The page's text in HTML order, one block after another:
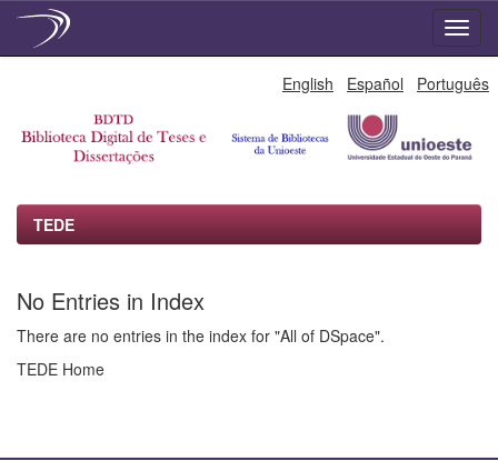
English Español Português
TEDE
No Entries in Index
There are no entries in the index for "All of DSpace".
TEDE Home